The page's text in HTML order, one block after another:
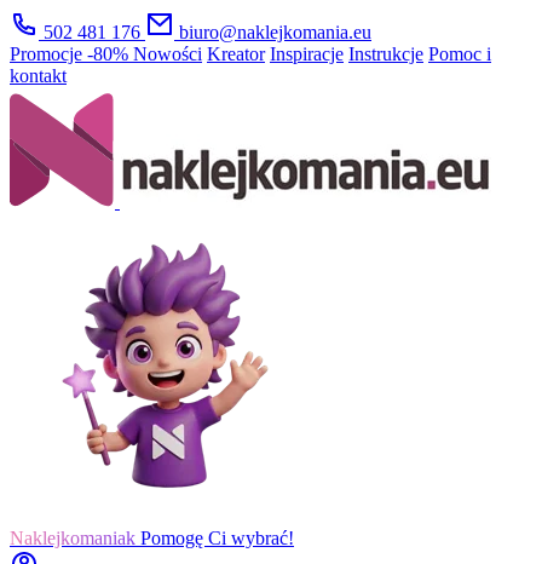
502 481 176
biuro@naklejkomania.eu
Promocje -80% Nowości Kreator Inspiracje Instrukcje Pomoc i
kontakt
Naklejkomaniak Pomogę Ci wybrać!